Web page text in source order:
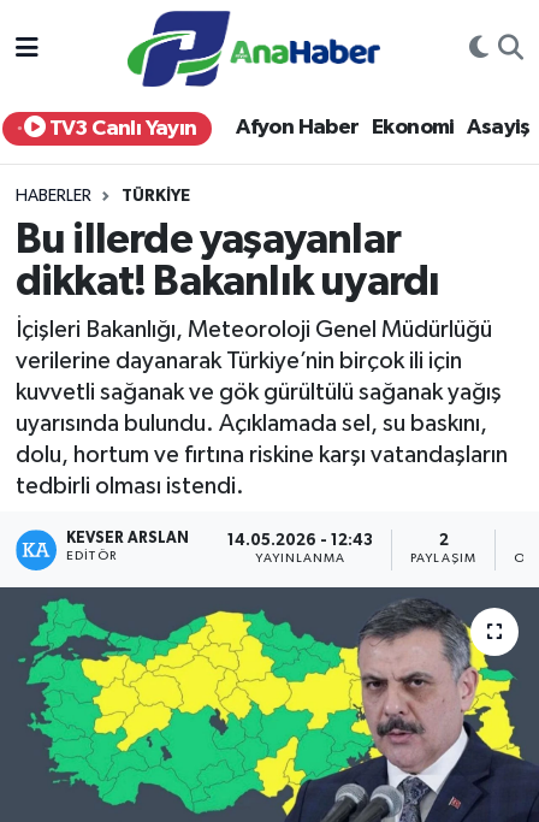
TV3 Canlı Yayın Afyon Haber Ekonomi Asayiş
HABERLER TÜRKIYE
Bu illerde yaşayanlar
dikkat! Bakanlık uyardı
İçişleri Bakanlığı, Meteoroloji Genel Müdürlüğü
verilerine dayanarak Türkiye’nin birçok ili için
kuvvetli sağanak ve gök gürültülü sağanak yağış
uyarısında bulundu. Açıklamada sel, su baskını,
dolu, hortum ve fırtına riskine karşı vatandaşların
tedbirli olması istendi.
KEVSER ARSLAN
EDITÖR
14.05.2026 - 12:43
YAYINLANMA
2
PAYLAŞIM
Yurt Haber
Afyon Haber
Siyaset
Spor
Eğitim
Sağlık
Yaşam
Afyonkarahisar Nöbetçi Eczaneler
Afyonkarahisar Hava Durumu
Afyonkarahisar Trafik Yoğunluk Haritası
Süper Lig Puan Durumu ve Fikstür
Tüm Manşetler
Son Dakika Haberleri